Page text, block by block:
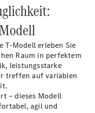
T‑Modell erleben Sie
Raum in perfektem
leistungsstarke
treffen auf variablen
– dieses Modell
agil und